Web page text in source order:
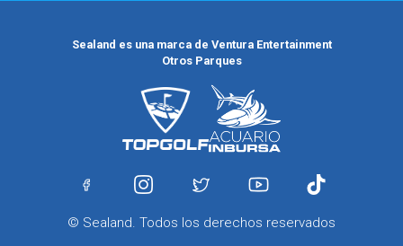
Sealand es una marca de Ventura Entertainment
Otros Parques
© Sealand. Todos los derechos reservados